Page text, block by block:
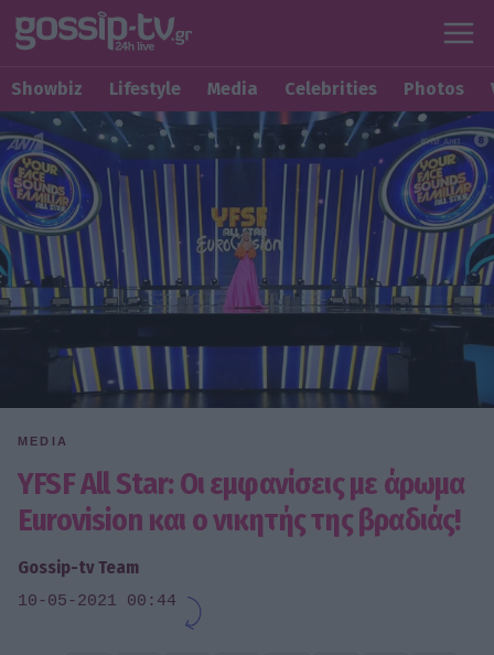
Showbiz Lifestyle Media Celebrities Photos
MEDIA
YFSF All Star: Oι εμφανίσεις με άρωμα
Eurovision και ο νικητής της βραδιάς!
Gossip-tv Team
10-05-2021 00:44